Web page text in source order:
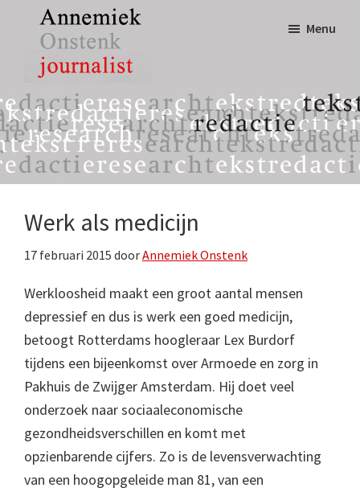
inhoud
eerste
sidebar
Annemiek
Onstenk
Journalist
tekst,
redactie
&
research
Menu
Werk als medicijn
17 februari 2015 doorAnnemiek Onstenk
Werkloosheid maakt een groot aantal mensen
depressief en dus is werk een goed medicijn,
betoogt Rotterdams hoogleraar Lex Burdorf
tijdens een bijeenkomst over Armoede en zorg in
Pakhuis de Zwijger Amsterdam. Hij doet veel
onderzoek naar sociaaleconomische
gezondheidsverschillen en komt met
opzienbarende cijfers. Zo is de levensverwachting
van een hoogopgeleide man 81, van een